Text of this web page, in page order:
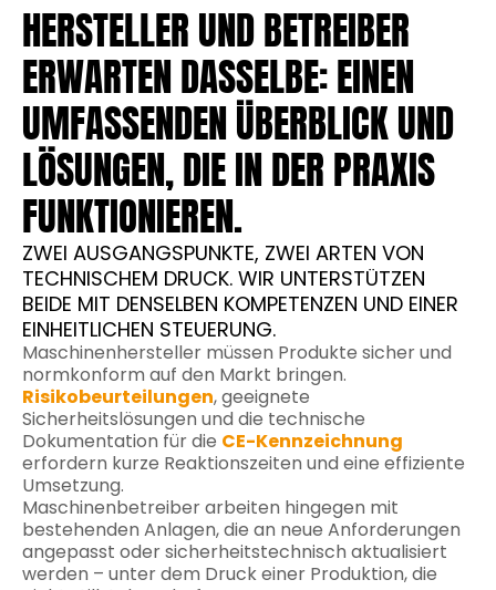
HERSTELLER UND BETREIBER
ERWARTEN DASSELBE: EINEN
UMFASSENDEN ÜBERBLICK UND
LÖSUNGEN, DIE IN DER PRAXIS
FUNKTIONIEREN.
ZWEI AUSGANGSPUNKTE, ZWEI ARTEN VON
TECHNISCHEM DRUCK. WIR UNTERSTÜTZEN
BEIDE MIT DENSELBEN KOMPETENZEN UND EINER
EINHEITLICHEN STEUERUNG.
Maschinenhersteller müssen Produkte sicher und
normkonform auf den Markt bringen.
Risikobeurteilungen, geeignete
Sicherheitslösungen und die technische
Dokumentation für die CE-Kennzeichnung
erfordern kurze Reaktionszeiten und eine effiziente
Umsetzung.
Maschinenbetreiber arbeiten hingegen mit
bestehenden Anlagen, die an neue Anforderungen
angepasst oder sicherheitstechnisch aktualisiert
werden – unter dem Druck einer Produktion, die